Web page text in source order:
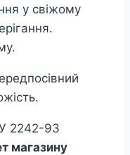
у свіжому
2242-93
магазину